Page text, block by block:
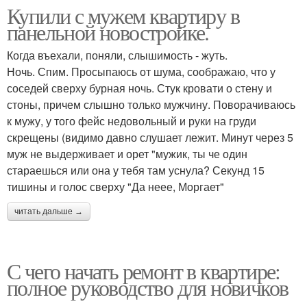
Купили с мужем квартиру в
панельной новостройке.
Когда въехали, поняли, слышимость - жуть.
Ночь. Спим. Просыпаюсь от шума, соображаю, что у
соседей сверху бурная ночь. Стук кровати о стену и
стоны, причем слышно только мужчину. Поворачиваюсь
к мужу, у того фейс недовольный и руки на груди
скрещены (видимо давно слушает лежит. Минут через 5
муж не выдерживает и орет "мужик, ты че один
стараешься или она у тебя там уснула? Секунд 15
тишины и голос сверху "Да неее, Моргает"
читать дальше →
С чего начать ремонт в квартире:
полное руководство для новичков